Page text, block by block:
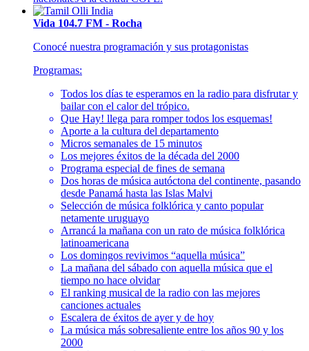
Vida 104.7 FM - Rocha
Conocé nuestra programación y sus protagonistas
Programas:
Todos los días te esperamos en la radio para disfrutar y
bailar con el calor del trópico.
Que Hay! llega para romper todos los esquemas!
Aporte a la cultura del departamento
Micros semanales de 15 minutos
Los mejores éxitos de la década del 2000
Programa especial de fines de semana
Dos horas de música autóctona del continente, pasando
desde Panamá hasta las Islas Malvi
Selección de música folklórica y canto popular
netamente uruguayo
Arrancá la mañana con un rato de música folklórica
latinoamericana
Los domingos revivimos “aquella música”
La mañana del sábado con aquella música que el
tiempo no hace olvidar
El ranking musical de la radio con las mejores
canciones actuales
Escalera de éxitos de ayer y de hoy
La música más sobresaliente entre los años 90 y los
2000